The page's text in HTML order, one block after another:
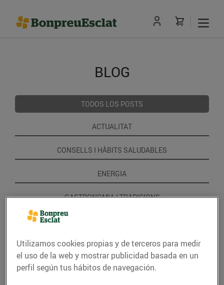
BLOG
TODOS LOS POSTS
ACTUALITAT
CONSELLS I HÀBITS SALUDABLES
ENERGIA
GASTRONOMIA I TRADICIONS
Utilizamos cookies propias y de terceros para medir
el uso de la web y mostrar publicidad basada en un
perfil según tus hábitos de navegación.